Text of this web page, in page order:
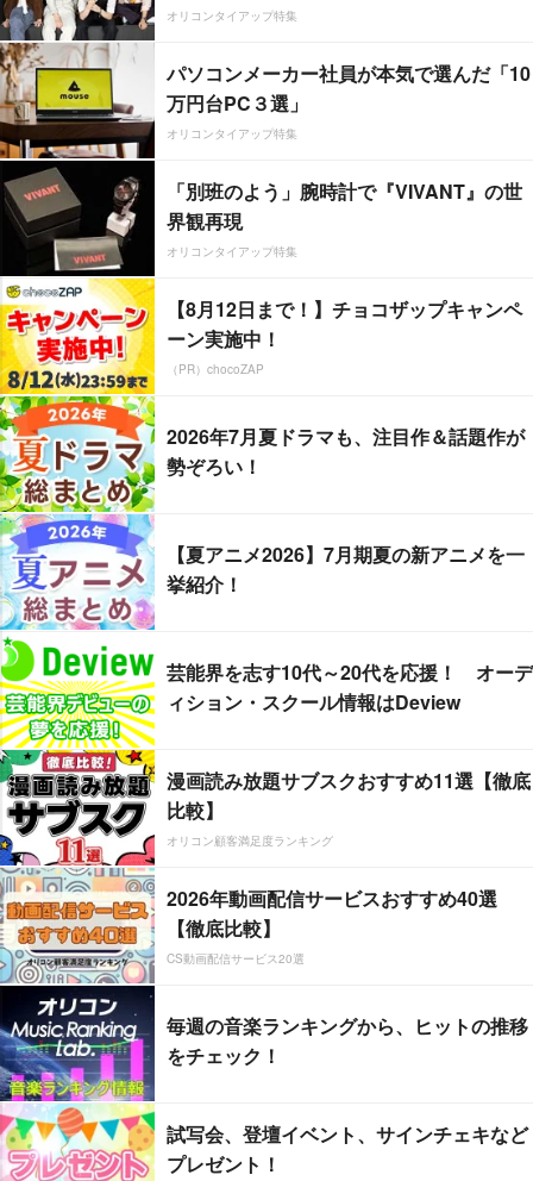
オリコンタイアップ特集
パソコンメーカー社員が本気で選んだ「10
万円台PC３選」
オリコンタイアップ特集
「別班のよう」腕時計で『VIVANT』の世
界観再現
オリコンタイアップ特集
【8月12日まで！】チョコザップキャンペ
ーン実施中！
（PR）chocoZAP
2026年7月夏ドラマも、注目作＆話題作が
勢ぞろい！
【夏アニメ2026】7月期夏の新アニメを一
挙紹介！
芸能界を志す10代～20代を応援！ オーデ
ィション・スクール情報はDeview
漫画読み放題サブスクおすすめ11選【徹底
比較】
オリコン顧客満足度ランキング
2026年動画配信サービスおすすめ40選
【徹底比較】
CS動画配信サービス20選
毎週の音楽ランキングから、ヒットの推移
をチェック！
試写会、登壇イベント、サインチェキなど
プレゼント！